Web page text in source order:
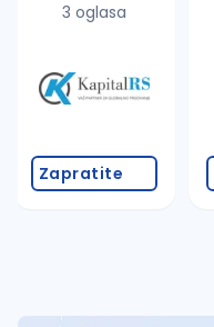
3 oglasa
Zapratite